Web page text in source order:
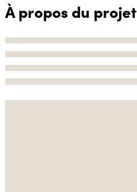
À propos du projet